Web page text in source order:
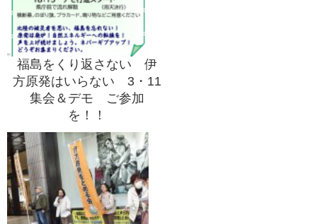
福島をくり返さない 伊
方原発はいらない 3・11
集会＆デモ ご参加
を！！